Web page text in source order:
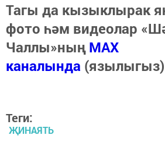
Тагы да кызыклырак
фото һәм видеолар
Чаллы»ныңMAX
каналында
Теги:
ҖИНАЯТЬ